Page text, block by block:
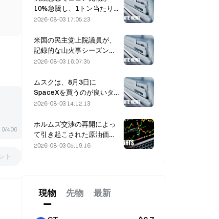
0/400
ト
10%急騰し、1トン当たり
6,000ドルに接近
2026-08-03 17:05:23
米国の民主党上院議員が、
記録的な山火事シーズンを
背景に、CFTCに対して山
よう求める
2026-08-03 16:07:35
ムスクは、8月3日に
SpaceXを買うのが良いタ
イミングだと、現在の見解
2026-08-03 14:12:13
ホルムズ交渉の再開によっ
て引き起こされた原油価格
の急落9%：地政学的リス
2026-08-03 05:19:16
現物 先物 最新